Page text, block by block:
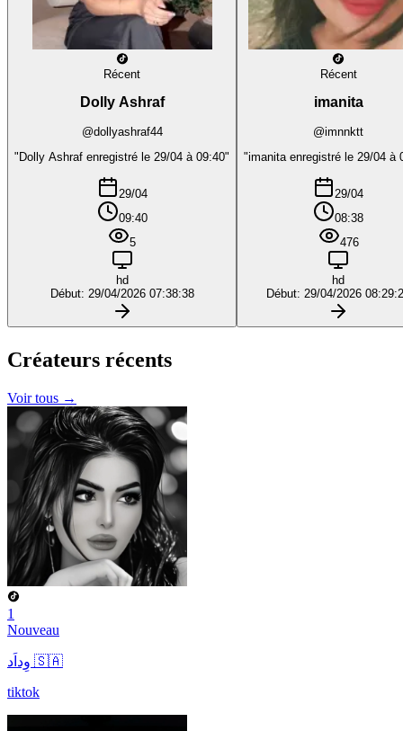
Récent
Dolly Ashraf
@dollyashraf44
"Dolly Ashraf enregistré le 29/04 à 09:40"
29/04
09:40
5
hd
Début: 29/04/2026 07:38:38
Récent
imanita
@imnnktt
"imanita enregistré le 29/04 à
29/04
08:38
476
hd
Début: 29/04/2026
Créateurs récents
Voir tous →
1
Nouveau
وِداَد 🇸🇦
tiktok